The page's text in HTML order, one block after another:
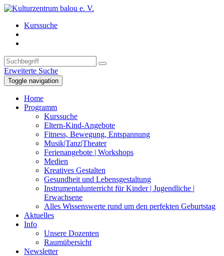
Kurssuche
Erweiterte Suche
Toggle navigation
Home
Programm
Kurssuche
Eltern-Kind-Angebote
Fitness, Bewegung, Entspannung
Musik|Tanz|Theater
Ferienangebote | Workshops
Medien
Kreatives Gestalten
Gesundheit und Lebensgestaltung
Instrumentalunterricht für Kinder | Jugendliche |
Erwachsene
Alles Wissenswerte rund um den perfekten Geburtstag
Aktuelles
Info
Unsere Dozenten
Raumübersicht
Newsletter